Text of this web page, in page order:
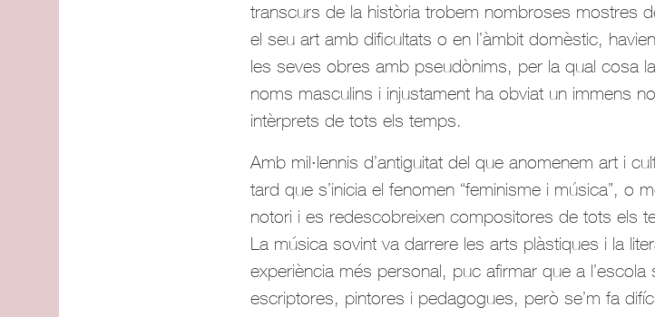
transcurs de la història trobem nombroses mostres
el seu art amb dificultats o en l’àmbit domèstic,
les seves obres amb pseudònims, per la qual cosa
noms masculins i injustament ha obviat un immens
intèrprets de tots els temps.
Amb mil·lennis d’antiguitat del que anomenem art i
tard que s’inicia el fenomen “feminisme i música”, o
notori i es redescobreixen compositores de tots els
La música sovint va darrere les arts plàstiques i la
experiència més personal, puc afirmar que a
escriptores, pintores i pedagogues, però se’m fa